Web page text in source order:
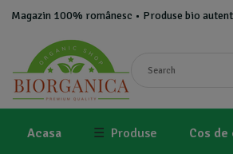
Magazin 100% românesc • Produse bio
Acasa ☰ Produse Cos